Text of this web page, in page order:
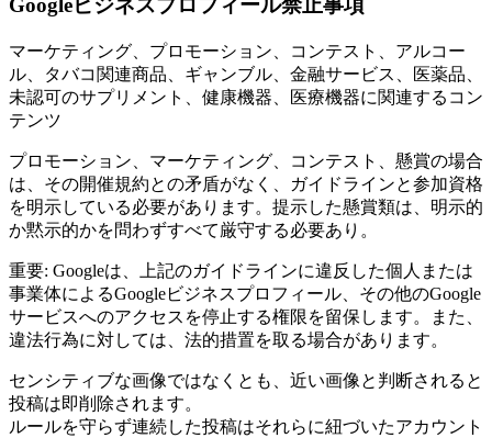
Googleビジネスプロフィール禁止事項
マーケティング、プロモーション、コンテスト、アルコー
ル、タバコ関連商品、ギャンブル、金融サービス、医薬品、
未認可のサプリメント、健康機器、医療機器に関連するコン
テンツ
プロモーション、マーケティング、コンテスト、懸賞の場合
は、その開催規約との矛盾がなく、ガイドラインと参加資格
を明示している必要があります。提示した懸賞類は、明示的
か黙示的かを問わずすべて厳守する必要あり。
重要: Googleは、上記のガイドラインに違反した個人または
事業体によるGoogleビジネスプロフィール、その他のGoogle
サービスへのアクセスを停止する権限を留保します。また、
違法行為に対しては、法的措置を取る場合があります。
センシティブな画像ではなくとも、近い画像と判断されると
投稿は即削除されます。
ルールを守らず連続した投稿はそれらに紐づいたアカウント